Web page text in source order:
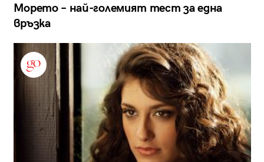
Морето – най-големият тест за една
връзка